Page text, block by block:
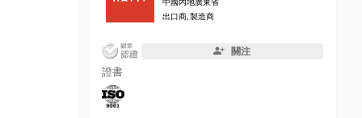
中國內地廣東省
出口商, 製造商
關注
證書